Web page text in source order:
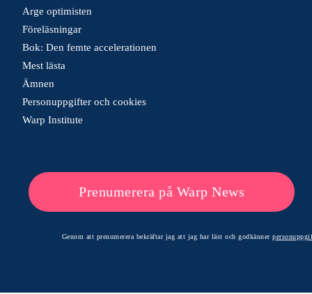
Arge optimisten
Föreläsningar
Bok: Den femte accelerationen
Mest lästa
Ämnen
Personuppgifter och cookies
Warp Institute
Prenumerera på Warp News
Genom att prenumerera bekräftar jag att jag har läst och godkänner